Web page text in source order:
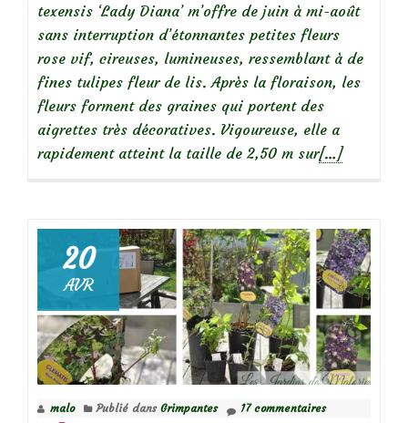
texensis ‘Lady Diana’ m’offre de juin à mi-août
sans interruption d’étonnantes petites fleurs
rose vif, cireuses, lumineuses, ressemblant à de
fines tulipes fleur de lis. Après la floraison, les
fleurs forment des graines qui portent des
aigrettes très décoratives. Vigoureuse, elle a
rapidement atteint la taille de 2,50 m surEn
Clématis
texensis
‘Lady
Diana’
[…]
20
AVR
malo Publié dans Grimpantes 17 commentaires